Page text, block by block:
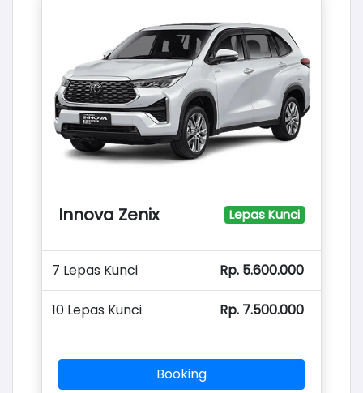
Innova Zenix Lepas Kunci
7 Lepas Kunci Rp. 5.600.000
10 Lepas Kunci Rp. 7.500.000
Booking